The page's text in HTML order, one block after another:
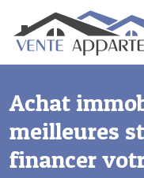
Achat
meilleures
financer